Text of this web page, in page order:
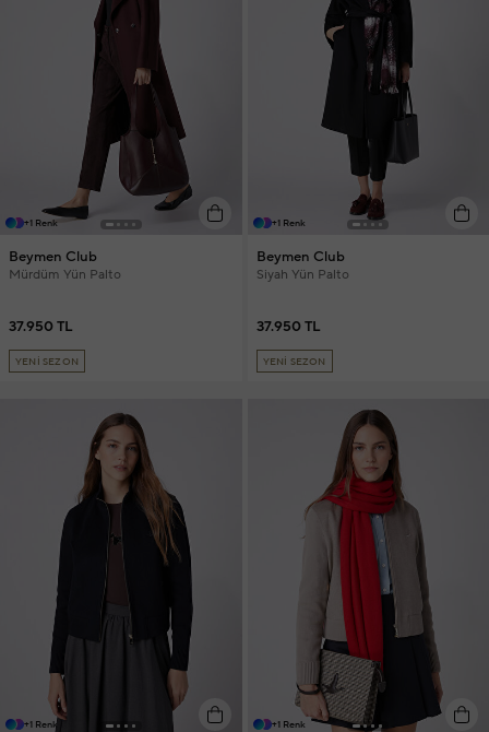
+1 Renk
Beymen Club
Mürdüm Yün Palto
37.950 TL
YENİ SEZON
+1 Renk
Beymen Club
Siyah Yün Palto
37.950 TL
YENİ SEZON
+1 Renk +1 Renk